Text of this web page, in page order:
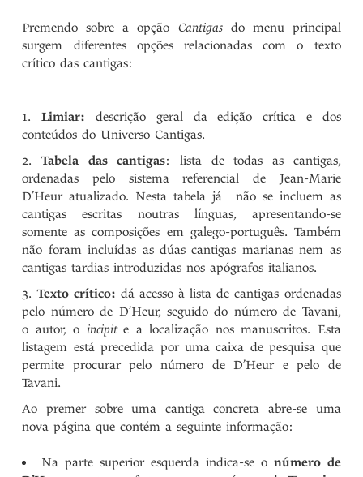
Premendo sobre a opção Cantigasdo menu principal
surgem diferentes opções relacionadas com o texto
crítico das cantigas:
Limiar: descrição geral da edição crítica e dos
conteúdos do Universo Cantigas.
Tabela das cantigas: lista de todas as cantigas,
ordenadas pelo sistema referencial de Jean-Marie
D’Heur atualizado. Nesta tabela já não se incluem as
cantigas escritas noutras línguas, apresentando-se
somente as composições em galego-português. Também
não foram incluídas as dúas cantigas marianas nem as
cantigas tardias introduzidas nos apógrafos italianos.
Texto crítico: dá acesso à lista de cantigas ordenadas
pelo número de D’Heur, seguido do número de Tavani,
o autor, o incipite a localização nos manuscritos. Esta
listagem está precedida por uma caixa de pesquisa que
permite procurar pelo número de D’Heur e pelo de
Tavani.
Ao premer sobre uma cantiga concreta abre-se uma
nova página que contém a seguinte informação:
Na parte superior esquerda indica-se o número de